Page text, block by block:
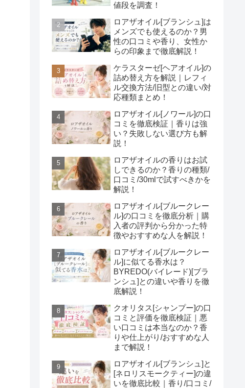
値段を調査！
ロアザオイル[ブランシュ]は
メンズでも使えるのか？男
性の口コミや香り、女性か
らの印象まで徹底解説！
ケラスターゼ[ヘアオイル]の
詰め替え方を解説｜レフィ
ル交換方法/旧型との違い/対
応種類まとめ！
ロアザオイル[ノワール]の口
コミを徹底検証｜香りは強
い？失敗しない選び方も解
説！
ロアザオイルの香りはお試
しできるのか？香りの種類/
口コミ/30mlで試すべきかを
解説！
ロアザオイル[ブルークレー
ル]の口コミを徹底分析｜購
入者の評判から分かった特
徴やおすすめな人を解説！
ロアザオイル[ブルークレー
ル]に似てる香水は？
BYREDO(バイレード)[ブラ
ンシュ]との違いや香りを徹
底解説！
クオリタス[シャンプー]の口
コミと評価を徹底検証｜悪
い口コミは本当なのか？香
りや仕上がり/おすすめな人
まで解説！
ロアザオイル[ブランシュ]と
[ネロリスモークティー]の違
いを徹底比較｜香り/口コミ/